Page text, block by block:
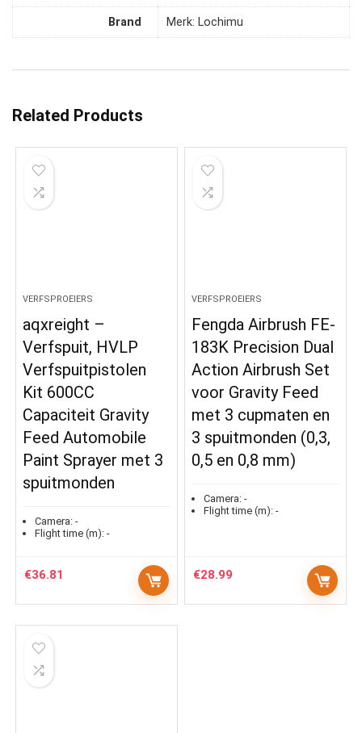
Brand Merk: Lochimu
Related Products
VERFSPROEIERS
aqxreight –
Verfspuit, HVLP
Verfspuitpistolen
Kit 600CC
Capaciteit Gravity
Feed Automobile
Paint Sprayer met 3
spuitmonden
Camera: -
Flight time (m): -
€36.81
VERFSPROEIERS
Fengda Airbrush FE-
183K Precision Dual
Action Airbrush Set
voor Gravity Feed
met 3 cupmaten en
3 spuitmonden (0,3,
0,5 en 0,8 mm)
Camera: -
Flight time (m): -
€28.99